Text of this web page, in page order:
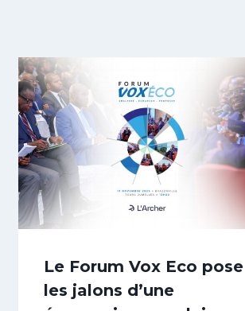
Le Forum Vox Eco pose
les jalons d’une